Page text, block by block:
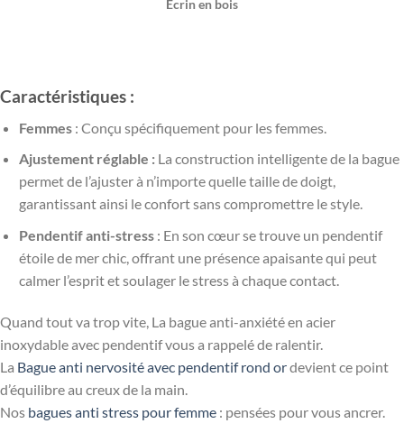
Ecrin en bois
Caractéristiques :
Femmes: Conçu spécifiquement pour les femmes.
Ajustement réglable :La construction intelligente de la bague
permet de l’ajuster à n’importe quelle taille de doigt,
garantissant ainsi le confort sans compromettre le style.
Pendentif anti-stress: En son cœur se trouve un pendentif
étoile de mer chic, offrant une présence apaisante qui peut
calmer l’esprit et soulager le stress à chaque contact.
Quand tout va trop vite, La bague anti-anxiété en acier
inoxydable avec pendentif vous a rappelé de ralentir.
La Bague anti nervosité avec pendentif rond ordevient ce point
d’équilibre au creux de la main.
Nos bagues anti stress pour femme : pensées pour vous ancrer.